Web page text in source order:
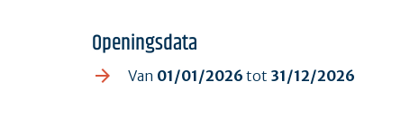
Openingsdata
Van 01/01/2026 tot 31/12/2026